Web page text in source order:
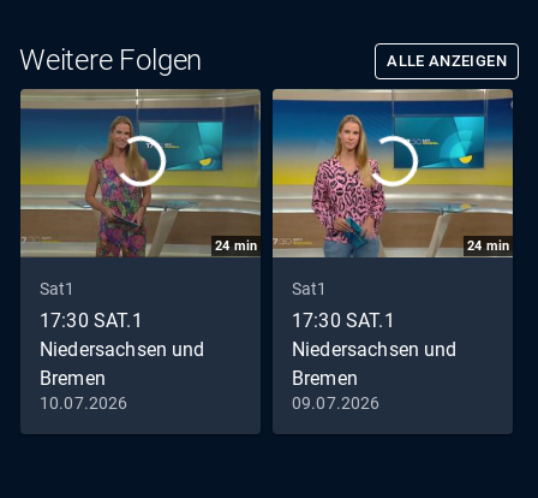
Weitere Folgen ALLE ANZEIGEN
24min
Sat1
17:30 SAT.1
Niedersachsen und
Bremen
Staffel 2026 Folge 131 Die
Sendung vom 10.07.2026
10.07.2026
24 min
Sat1
17:30 SAT.1
Niedersachsen und
Bremen
Staffel 2026 Folge 130 Die
Sendung vom 09.07.2026
09.07.2026